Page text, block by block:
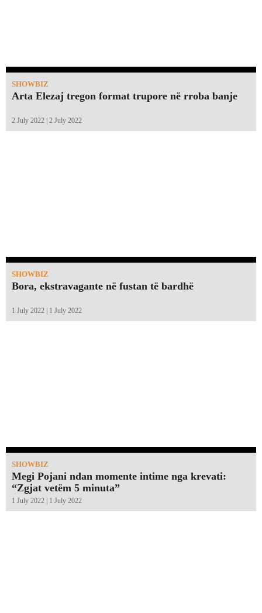
SHOWBIZ
Arta Elezaj tregon format trupore në rroba banje
2 July 2022 | 2 July 2022
SHOWBIZ
Bora, ekstravagante në fustan të bardhë
1 July 2022 | 1 July 2022
SHOWBIZ
Megi Pojani ndan momente intime nga krevati:
“Zgjat vetëm 5 minuta”￼
1 July 2022 | 1 July 2022